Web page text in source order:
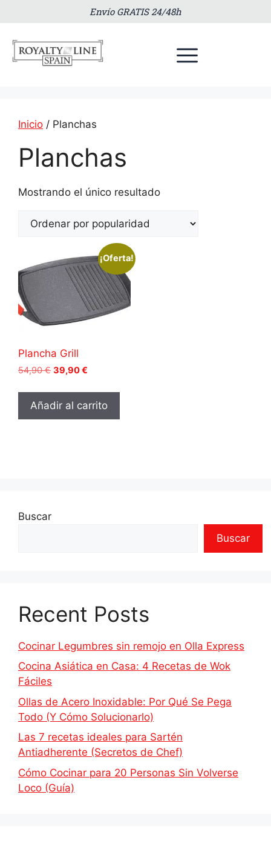
Envío GRATIS 24/48h
Inicio / Planchas
Planchas
Mostrando el único resultado
¡Oferta!
Plancha Grill
54,90€ 39,90€
Añadir al carrito
Buscar
Buscar
Recent Posts
Cocinar Legumbres sin remojo en Olla Express
Cocina Asiática en Casa: 4 Recetas de Wok
Fáciles
Ollas de Acero Inoxidable: Por Qué Se Pega
Todo (Y Cómo Solucionarlo)
Las 7 recetas ideales para Sartén
Antiadherente (Secretos de Chef)
Cómo Cocinar para 20 Personas Sin Volverse
Loco (Guía)